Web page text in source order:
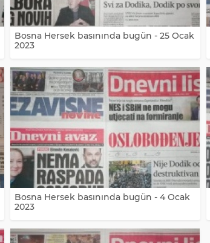
Bosna Hersek basınında bugün - 25 Ocak
2023
Bosna Hersek basınında bugün - 4 Ocak
2023